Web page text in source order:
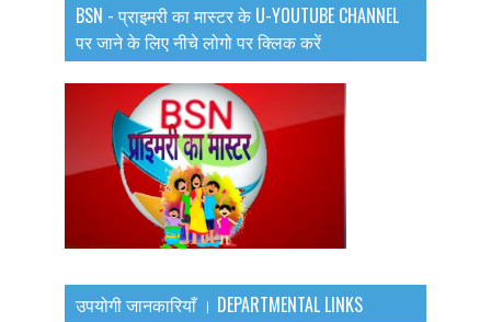
BSN - प्राइमरी का मास्टर के U-YOUTUBE CHANNEL
पर जाने के लिए नीचे लोगो पर क्लिक करें
उपयोगी जानकारियाँ । DEPARTMENTAL LINKS